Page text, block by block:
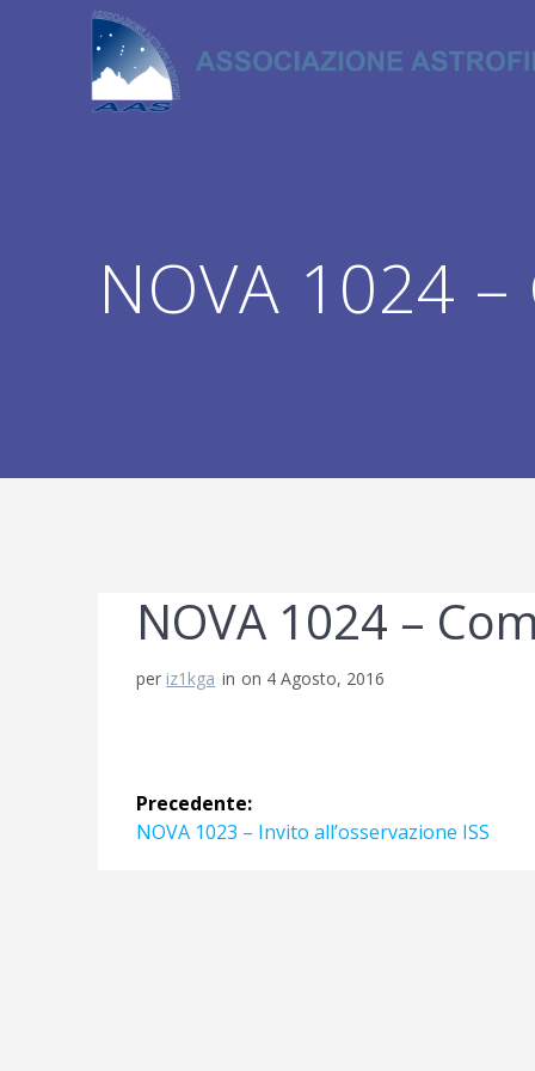
NOVA 1024
NOVA 1024 –
per iz1kga in on 4 Agosto, 2016
Navigazione
articoli
Precedente:
Articolo
NOVA 1023 – Invito all’osservazione ISS